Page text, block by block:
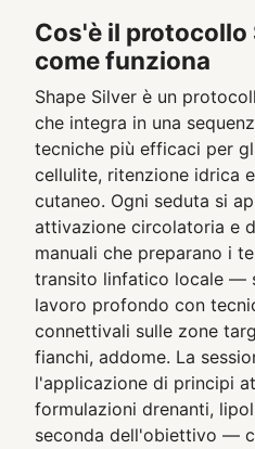
Cos'è il protocollo
come funziona
Shape Silver è un
che integra in una
tecniche più efficaci per
cellulite, ritenzione idrica
cutaneo. Ogni seduta si
attivazione circolatoria e
manuali che preparano i
transito linfatico locale —
lavoro profondo con
connettivali sulle zone
fianchi, addome. La
l'applicazione di principi
formulazioni drenanti,
seconda dell'obiettivo —